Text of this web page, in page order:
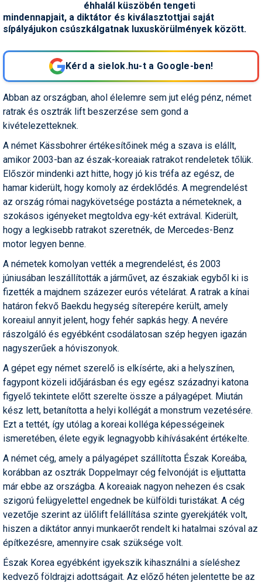
Az idei nyár újdonságai
Chopokon és a Magas-
Tátrában
Hóvihar: több méter friss
hó Chilében és
Argentínában
átadták a négyüléses
felvonót
új Rosenkranz-lift építése
Megnyitott a Riders Park
Donovalyban
Filmajánló
Freestyle
Hasznos tanácsok
Hírek
Hírlevél
Hójelentés
Hószán
Hótalp
Humor
Hütte
Ingatlan
Interjúk
Játékok
Kerékpár
Korcsolya
Könyvajánló
Magazinok
Munkavállalás
Olvasnivaló
Pályázatok
Rajzok
Snowboard
Telemark
Videóajánlás
Válogatás
Pályaszállások Összes ország
Nyári ajánlatok Összes ország
Sítáborok oktatással
Cikkek a síoktatásról
Sífutásoktatók
Nagykereskedések
Túrasíüzletek
Akciók
Termékkereső
Autófelszerelés
Egyéb termékek
Új termékek
Egyéb téli sportok
Versenyek, versenyzők
Síelős filmek, videók,
tévéműsorok
Túrasí és Sífutás
Síelést kiegészítő sportok:
bringa, szörf, stb.
Minden egyéb síeléshez
kapcsolódó téma
A honlappal kapcsolatos
kérdések és válaszok
Kötetlen beszélgetések
Belépés Regisztráció
Miért érdemes regisztrálni?
⬇Telepítsd alkalmazásként a sielok.hu-t
éhhalál küszöbén tengeti
mindennapjait, a diktátor és kiválasztottjai saját
sípályájukon csúszkálgatnak luxuskörülmények között.
Kérd a sielok.hu-t a Google-ben!
Abban az országban, ahol élelemre sem jut elég pénz, német
ratrak és osztrák lift beszerzése sem gond a
kivételezetteknek.
A német Kässbohrer értékesítőinek még a szava is elállt,
amikor 2003-ban az észak-koreaiak ratrakot rendeletek tőlük.
Először mindenki azt hitte, hogy jó kis tréfa az egész, de
hamar kiderült, hogy komoly az érdeklődés. A megrendelést
az ország római nagykövetsége postázta a németeknek, a
szokásos igényeket megtoldva egy-két extrával. Kiderült,
hogy a legkisebb ratrakot szeretnék, de Mercedes-Benz
motor legyen benne.
A németek komolyan vették a megrendelést, és 2003
júniusában leszállították a járművet, az északiak egyből ki is
fizették a majdnem százezer eurós vételárat. A ratrak a kínai
határon fekvő Baekdu hegység síterepére került, amely
koreaiul annyit jelent, hogy fehér sapkás hegy. A nevére
rászolgáló és egyébként csodálatosan szép hegyen igazán
nagyszerűek a hóviszonyok.
A gépet egy német szerelő is elkísérte, aki a helyszínen,
fagypont közeli időjárásban és egy egész századnyi katona
figyelő tekintete előtt szerelte össze a pályagépet. Miután
kész lett, betanította a helyi kollégát a monstrum vezetésére.
Ezt a tettét, így utólag a koreai kolléga képességeinek
ismeretében, élete egyik legnagyobb kihívásaként értékelte.
A német cég, amely a pályagépet szállította Észak Koreába,
korábban az osztrák Doppelmayr cég felvonóját is eljuttatta
már ebbe az országba. A koreaiak nagyon nehezen és csak
szigorú felügyelettel engednek be külföldi turistákat. A cég
vezetője szerint az ülőlift felállítása szinte gyerekjáték volt,
hiszen a diktátor annyi munkaerőt rendelt ki hatalmai szóval az
építkezésre, amennyire csak szüksége volt.
Észak Korea egyébként igyekszik kihasználni a síeléshez
kedvező földrajzi adottságait. Az előző héten jelentette be az